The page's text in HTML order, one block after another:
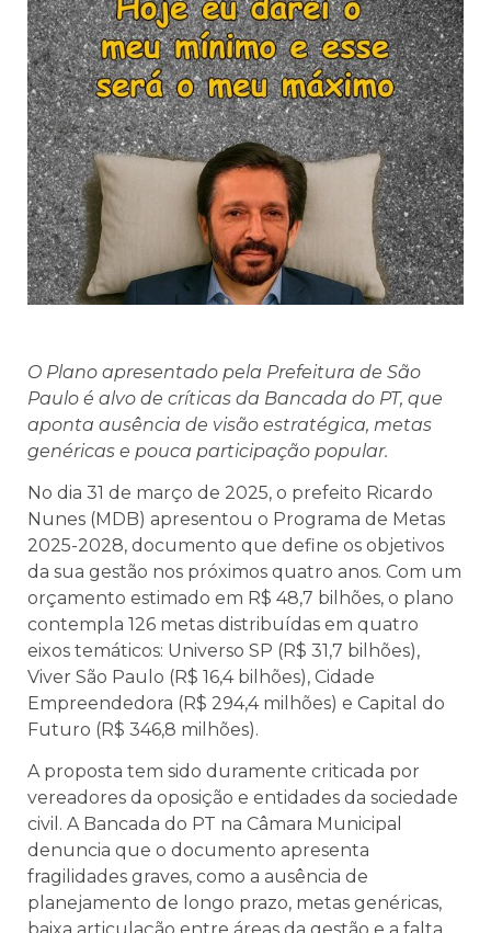
O Plano apresentado pela Prefeitura de São
Paulo é alvo de críticas da Bancada do PT, que
aponta ausência de visão estratégica, metas
genéricas e pouca participação popular.
No dia 31 de março de 2025, o prefeito Ricardo
Nunes (MDB) apresentou o Programa de Metas
2025-2028, documento que define os objetivos
da sua gestão nos próximos quatro anos. Com um
orçamento estimado em R$ 48,7 bilhões, o plano
contempla 126 metas distribuídas em quatro
eixos temáticos: Universo SP (R$ 31,7 bilhões),
Viver São Paulo (R$ 16,4 bilhões), Cidade
Empreendedora (R$ 294,4 milhões) e Capital do
Futuro (R$ 346,8 milhões).
A proposta tem sido duramente criticada por
vereadores da oposição e entidades da sociedade
civil. A Bancada do PT na Câmara Municipal
denuncia que o documento apresenta
fragilidades graves, como a ausência de
planejamento de longo prazo, metas genéricas,